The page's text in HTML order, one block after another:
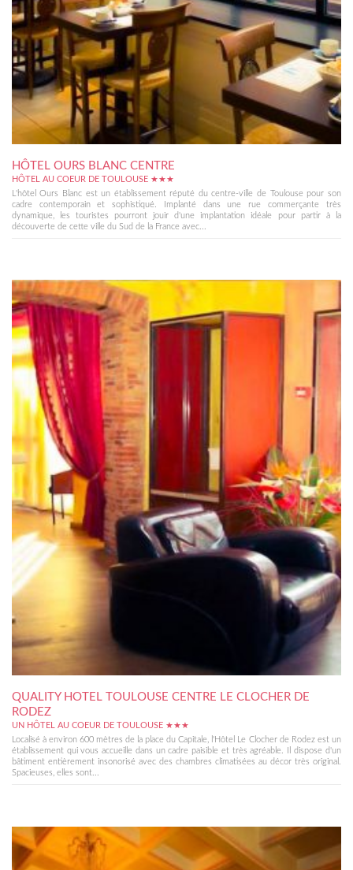
HÔTEL OURS BLANC CENTRE
HÔTEL AU COEUR DE TOULOUSE ★★★
L'hôtel Ours Blanc est un établissement réputé du centre-ville de Toulouse pour son
cadre contemporain et sophistiqué. Implanté dans une rue commerçante très
dynamique, les touristes pourront jouir d'une implantation idéale pour partir à la
découverte de cette ville du Sud de la France avec...
QUALITY HOTEL TOULOUSE CENTRE LE CLOCHER DE
RODEZ
UN HÔTEL AU COEUR DE TOULOUSE ★★★
Localisé à environ 600 mètres de la place du Capitale, l'Hôtel Le Clocher de Rodez est un
établissement qui vous accueille dans un cadre paisible et très agréable. Il dispose d'un
bâtiment entièrement insonorisé avec des chambres climatisées au décor très original.
Spacieuses, elles sont...